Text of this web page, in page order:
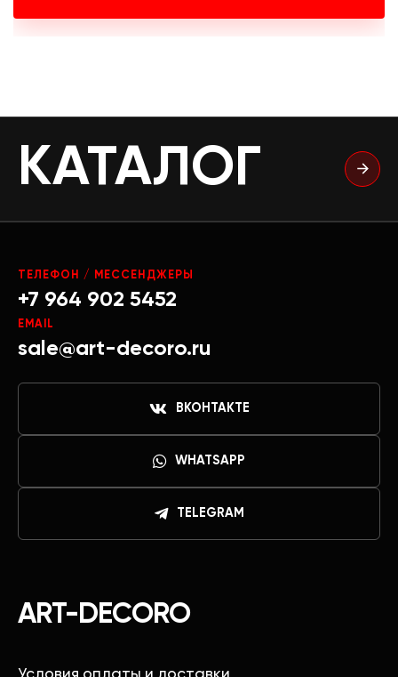
КАТАЛОГ
ART-DECORO
ТЕЛЕФОН / МЕССЕНДЖЕРЫ
+7 964 902 5452
EMAIL
sale@art-decoro.ru
ВКОНТАКТЕ
WHATSAPP
TELEGRAM